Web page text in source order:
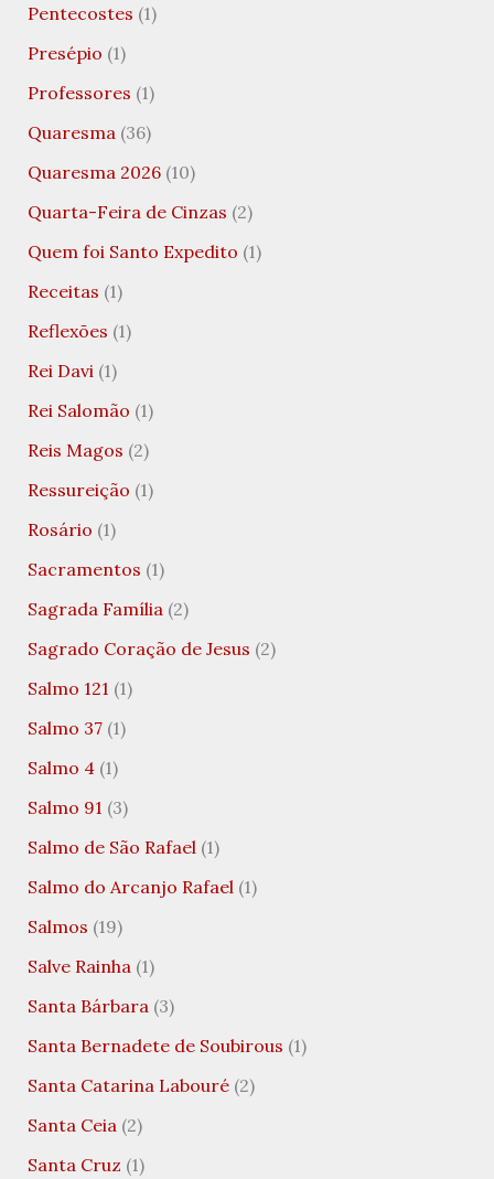
Pentecostes (1)
Presépio (1)
Professores (1)
Quaresma (36)
Quaresma 2026(10)
Quarta-Feira de Cinzas (2)
Quem foi Santo Expedito (1)
Receitas (1)
Reflexões (1)
Rei Davi (1)
Rei Salomão (1)
Reis Magos (2)
Ressureição (1)
Rosário (1)
Sacramentos (1)
Sagrada Família (2)
Sagrado Coração de Jesus (2)
Salmo 121 (1)
Salmo 37(1)
Salmo 4(1)
Salmo 91 (3)
Salmo de São Rafael (1)
Salmo do Arcanjo Rafael (1)
Salmos (19)
Salve Rainha (1)
Santa Bárbara (3)
Santa Bernadete de Soubirous (1)
Santa Catarina Labouré(2)
Santa Ceia (2)
Santa Cruz (1)